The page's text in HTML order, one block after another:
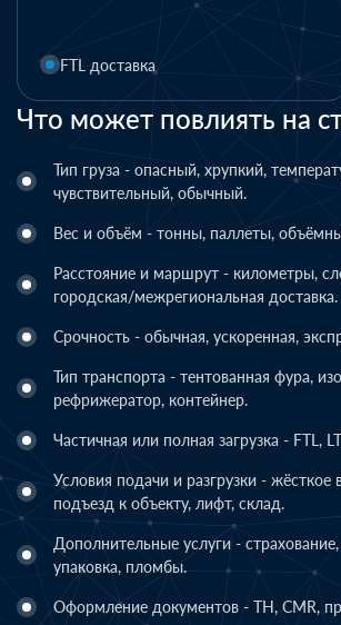
Что может повлиять на
Тип груза - опасный, хрупкий,
чувствительный, обычный.
Вес и объём - тонны, паллеты,
Расстояние и маршрут - километры,
городская/межрегиональная доставка.
Срочность - обычная, ускоренная,
Тип транспорта - тентованная фура,
рефрижератор, контейнер.
Частичная или полная загрузка - FTL,
Условия подачи и разгрузки - жёсткое
подъезд к объекту, лифт, склад.
Дополнительные услуги -
упаковка, пломбы.
Оформление документов - ТН, CMR,
FTL доставка